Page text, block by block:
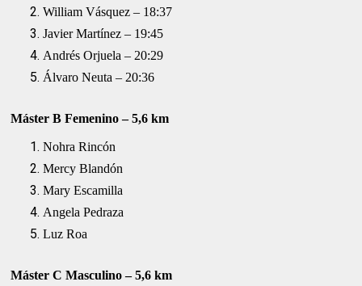
William Vásquez – 18:37
Javier Martínez – 19:45
Andrés Orjuela – 20:29
Álvaro Neuta – 20:36
Máster B Femenino – 5,6 km
Nohra Rincón
Mercy Blandón
Mary Escamilla
Angela Pedraza
Luz Roa
Máster C Masculino – 5,6 km